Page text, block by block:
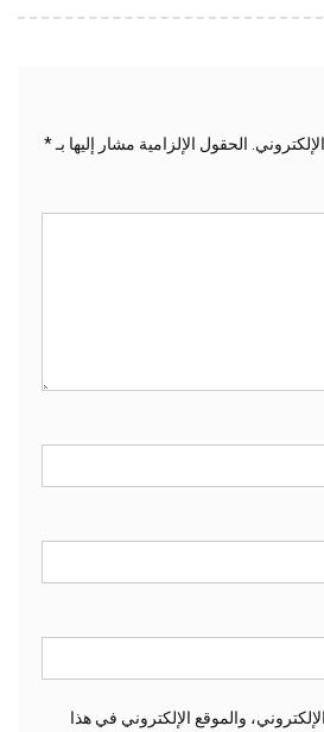
الحقول الإلزامية مشار إليها بـ*
والموقع الإلكتروني في هذا